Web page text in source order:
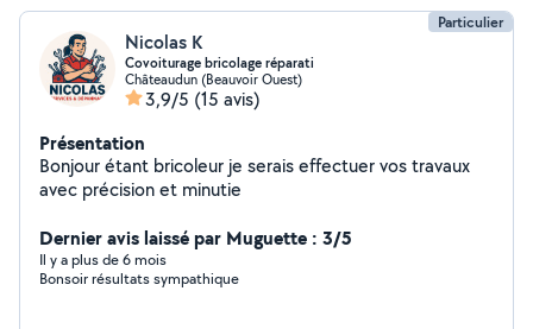
Particulier
Nicolas K
Covoiturage bricolage réparati
Châteaudun (Beauvoir Ouest)
3,9/5 (15 avis)
Présentation
Bonjour étant bricoleur je serais effectuer vos travaux
avec précision et minutie
Dernier avis laissé par Muguette : 3/5
Il y a plus de 6 mois
Bonsoir résultats sympathique